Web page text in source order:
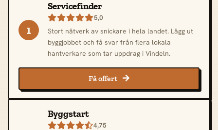
1
Servicefinder
5,0
Stort nätverk av snickare i hela landet. Lägg ut
byggjobbet och få svar från flera lokala
hantverkare som tar uppdrag i Vindeln.
Få offert 
Byggstart
4,75